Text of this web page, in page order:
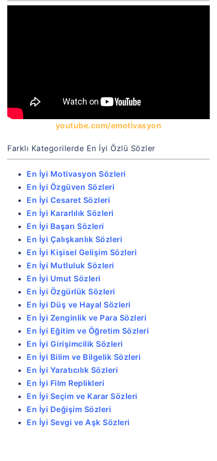
youtube.com/emotivasyon
Farklı Kategorilerde En İyi Özlü Sözler
En İyi Motivasyon Sözleri
En İyi Özgüven Sözleri
En İyi Cesaret Sözleri
En İyi Kararlılık Sözleri
En İyi Başarı Sözleri
En İyi Çalışkanlık Sözleri
En İyi Kişisel Gelişim Sözleri
En İyi Mutluluk Sözleri
En İyi Umut Sözleri
En İyi Özgürlük Sözleri
En İyi Düş ve Hayal Sözleri
En İyi Zenginlik ve Para Sözleri
En İyi Eğitim ve Öğretim Sözleri
En İyi Girişimcilik Sözleri
En İyi Bilim ve Bilgelik Sözleri
En İyi Yaratıcılık Sözleri
En İyi Film Replikleri
En İyi Seçim ve Karar Sözleri
En İyi Değişim Sözleri
En İyi Sevgi ve Aşk Sözleri